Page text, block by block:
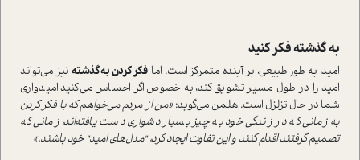
به گذشته فکر کنید
امید، به طور طبیعی، بر آینده متمرکز است. امافکر کردن به گذشته نیز می‌تواند
امید را در طول مسیر تشویق کند، به خصوص اگر احساس می‌کنید امیدواری
شما در حال تزلزل است. هلمن می‌گوید: «من از مردم می‌خواهم که با فکر کردن
به زمانی که در زندگی خود به چیز بسیار دشواری دست یافته‌اند، زمانی که
تصمیم گرفتند اقدام کنند و این تفاوت ایجاد کرد، "مدل‌های امید" خود باشند.»